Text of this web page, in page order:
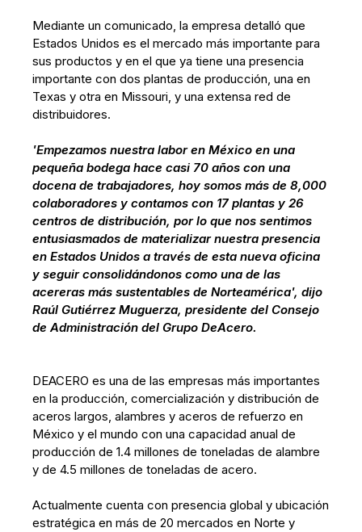
Mediante un comunicado, la empresa detalló que
Estados Unidos es el mercado más importante para
sus productos y en el que ya tiene una presencia
importante con dos plantas de producción, una en
Texas y otra en Missouri, y una extensa red de
distribuidores.
'Empezamos nuestra labor en México en una
pequeña bodega hace casi 70 años con una
docena de trabajadores, hoy somos más de 8,000
colaboradores y contamos con 17 plantas y 26
centros de distribución, por lo que nos sentimos
entusiasmados de materializar nuestra presencia
en Estados Unidos a través de esta nueva oficina
y seguir consolidándonos como una de las
acereras más sustentables de Norteamérica', dijo
Raúl Gutiérrez Muguerza, presidente del Consejo
de Administración del Grupo DeAcero.
DEACERO es una de las empresas más importantes
en la producción, comercialización y distribución de
aceros largos, alambres y aceros de refuerzo en
México y el mundo con una capacidad anual de
producción de 1.4 millones de toneladas de alambre
y de 4.5 millones de toneladas de acero.
Actualmente cuenta con presencia global y ubicación
estratégica en más de 20 mercados en Norte y